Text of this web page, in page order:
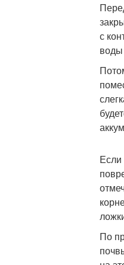
с
воды
Если
По